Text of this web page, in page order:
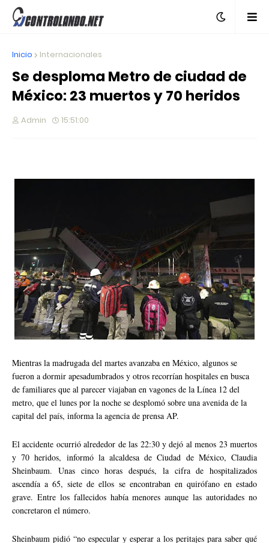
Inicio Internacionales
Se desploma Metro de ciudad de
México: 23 muertos y 70 heridos
Admin 15:51:00
Mientras la madrugada del martes avanzaba en México, algunos se
fueron a dormir apesadumbrados y otros recorrían hospitales en busca
de familiares que al parecer viajaban en vagones de la Línea 12 del
metro, que el lunes por la noche se desplomó sobre una avenida de la
capital del país, informa la agencia de prensa AP.
El accidente ocurrió alrededor de las 22:30 y dejó al menos 23 muertos
y 70 heridos, informó la alcaldesa de Ciudad de México, Claudia
Sheinbaum. Unas cinco horas después, la cifra de hospitalizados
ascendía a 65, siete de ellos se encontraban en quirófano en estado
grave. Entre los fallecidos había menores aunque las autoridades no
concretaron el número.
Sheinbaum pidió “no especular y esperar a los peritajes para saber qué